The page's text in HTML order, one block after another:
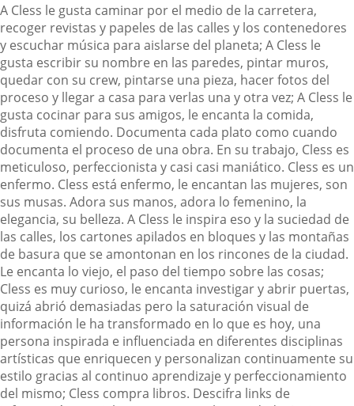
A Cless le gusta caminar por el medio de la carretera,
recoger revistas y papeles de las calles y los contenedores
y escuchar música para aislarse del planeta; A Cless le
gusta escribir su nombre en las paredes, pintar muros,
quedar con su crew, pintarse una pieza, hacer fotos del
proceso y llegar a casa para verlas una y otra vez; A Cless le
gusta cocinar para sus amigos, le encanta la comida,
disfruta comiendo. Documenta cada plato como cuando
documenta el proceso de una obra. En su trabajo, Cless es
meticuloso, perfeccionista y casi casi maniático. Cless es un
enfermo. Cless está enfermo, le encantan las mujeres, son
sus musas. Adora sus manos, adora lo femenino, la
elegancia, su belleza. A Cless le inspira eso y la suciedad de
las calles, los cartones apilados en bloques y las montañas
de basura que se amontonan en los rincones de la ciudad.
Le encanta lo viejo, el paso del tiempo sobre las cosas;
Cless es muy curioso, le encanta investigar y abrir puertas,
quizá abrió demasiadas pero la saturación visual de
información le ha transformado en lo que es hoy, una
persona inspirada e influenciada en diferentes disciplinas
artísticas que enriquecen y personalizan continuamente su
estilo gracias al continuo aprendizaje y perfeccionamiento
del mismo; Cless compra libros. Descifra links de